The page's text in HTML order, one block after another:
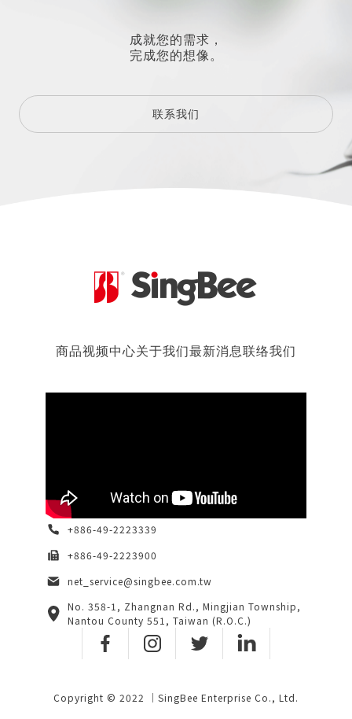
成就您的需求，
完成您的想像。
联系我们
商品视频中心关于我们最新消息联络我们
+886-49-2223339
+886-49-2223900
net_service@singbee.com.tw
No. 358-1, Zhangnan Rd., Mingjian Township,
Nantou County 551, Taiwan (R.O.C.)
Copyright © 2022 ｜SingBee Enterprise Co., Ltd.